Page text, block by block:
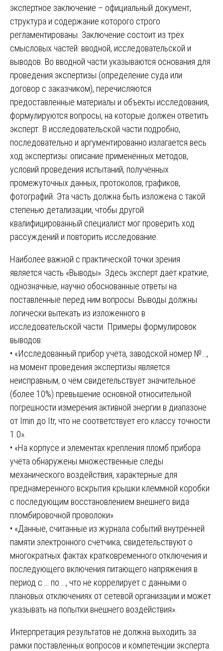
экспертное заключение – официальный документ,
структура и содержание которого строго
регламентированы. Заключение состоит из трёх
смысловых частей: вводной, исследовательской и
выводов. Во вводной части указываются основания для
проведения экспертизы (определение суда или
договор с заказчиком), перечисляются
предоставленные материалы и объекты исследования,
формулируются вопросы, на которые должен ответить
эксперт. В исследовательской части подробно,
последовательно и аргументированно излагается весь
ход экспертизы: описание применённых методов,
условий проведения испытаний, полученных
промежуточных данных, протоколов, графиков,
фотографий. Эта часть должна быть изложена с такой
степенью детализации, чтобы другой
квалифицированный специалист мог проверить ход
рассуждений и повторить исследование.
Наиболее важной с практической точки зрения
является часть «Выводы». Здесь эксперт даёт краткие,
однозначные, научно обоснованные ответы на
поставленные перед ним вопросы. Выводы должны
логически вытекать из изложенного в
исследовательской части. Примеры формулировок
выводов:
• «Исследованный прибор учёта, заводской номер №…,
на момент проведения экспертизы является
неисправным, о чём свидетельствует значительное
(более 10%) превышение основной относительной
погрешности измерения активной энергии в диапазоне
от Imin до Itr, что не соответствует его классу точности
1.0».
• «На корпусе и элементах крепления пломб прибора
учёта обнаружены множественные следы
механического воздействия, характерные для
преднамеренного вскрытия крышки клеммной коробки
с последующим восстановлением внешнего вида
пломбировочной проволоки».
• «Данные, считанные из журнала событий внутренней
памяти электронного счётчика, свидетельствуют о
многократных фактах кратковременного отключения и
последующего включения питающего напряжения в
период с … по …, что не коррелирует с данными о
плановых отключениях от сетевой организации и может
указывать на попытки внешнего воздействия».
Интерпретация результатов не должна выходить за
рамки поставленных вопросов и компетенции эксперта.